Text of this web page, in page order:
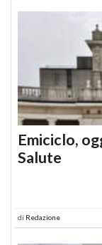
Emiciclo,
Salute
di Redazione